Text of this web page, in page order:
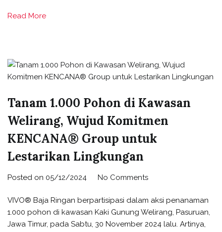
Read More
Tanam 1.000 Pohon di Kawasan
Welirang, Wujud Komitmen
KENCANA® Group untuk
Lestarikan Lingkungan
Posted on 05/12/2024 No Comments
VIVO® Baja Ringan berpartisipasi dalam aksi penanaman
1.000 pohon di kawasan Kaki Gunung Welirang, Pasuruan,
Jawa Timur, pada Sabtu, 30 November 2024 lalu. Artinya,